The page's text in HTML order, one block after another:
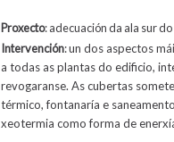
Proxecto:adecuación da ala sur
Intervención:un dos aspectos
a todas as plantas do edificio,
revogaranse. As cubertas
térmico, fontanaría e
xeotermia como forma de